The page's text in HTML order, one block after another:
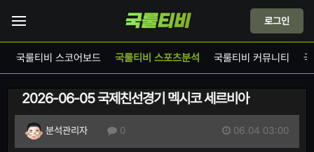
로그인
국룰티비 스코어보드 국룰티비 스포츠분석 국룰티비 커뮤니티
2026-06-05 국제친선경기 멕시코 세르비아
분석관리자 0 06.04 03:00